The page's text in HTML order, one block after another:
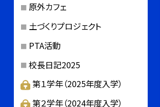
原外カフェ
土づくりプロジェクト
PTA活動
校長日記2025
第１学年（2025年度入学）
第２学年（2024年度入学）